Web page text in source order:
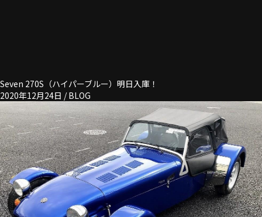
Seven 270S（ハイパーブルー）明日入庫！
2020年12月24日 /BLOG